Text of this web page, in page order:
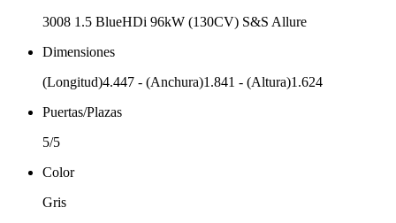
3008 1.5 BlueHDi 96kW (130CV) S&S Allure
Dimensiones
(Longitud)4.447 - (Anchura)1.841 - (Altura)1.624
Puertas/Plazas
5/5
Color
Gris